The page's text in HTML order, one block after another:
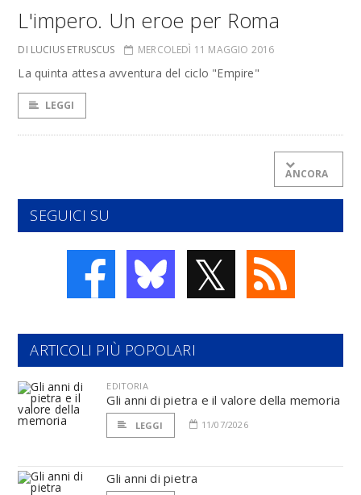
L'impero. Un eroe per Roma
DI LUCIUS ETRUSCUS MERCOLEDÌ 11 MAGGIO 2016
La quinta attesa avventura del ciclo "Empire"
LEGGI
ANCORA
SEGUICI SU
𝕏
ARTICOLI PIÙ POPOLARI
EDITORIA
Gli anni di pietra e il valore della memoria
LEGGI 11/07/2026
Gli anni di pietra